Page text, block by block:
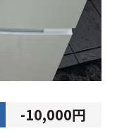
-10,000円